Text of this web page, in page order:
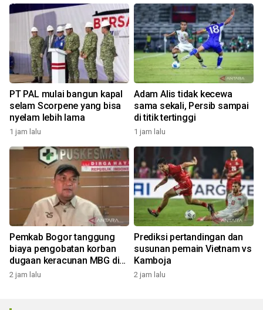
PT PAL mulai bangun kapal
selam Scorpene yang bisa
nyelam lebih lama
1 jam lalu
Adam Alis tidak kecewa
sama sekali, Persib sampai
di titik tertinggi
1 jam lalu
Pemkab Bogor tanggung
biaya pengobatan korban
dugaan keracunan MBG di
Dramaga
2 jam lalu
Prediksi pertandingan dan
susunan pemain Vietnam vs
Kamboja
2 jam lalu